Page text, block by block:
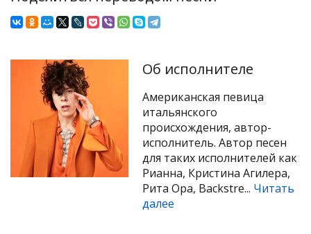
Об исполнителе
Американская певица
итальянского
происхождения, автор-
исполнитель. Автор песен
для таких исполнителей как
Рианна, Кристина Агилера,
Рита Ора, Backstre... Читать
далее